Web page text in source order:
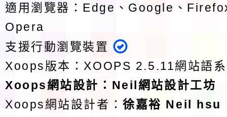
適用瀏覽器：Edge、Google、
Opera
支援行動瀏覽裝置
Xoops版本： XOOPS 2.5.11網站語
Xoops網站設計 ： Neil網站設計工坊
Xoops網站設計者：徐嘉裕 Neil hsu